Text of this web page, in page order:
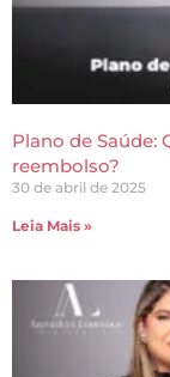
Plano de Saúde:
reembolso?
30 de abril de 2025
Leia Mais »